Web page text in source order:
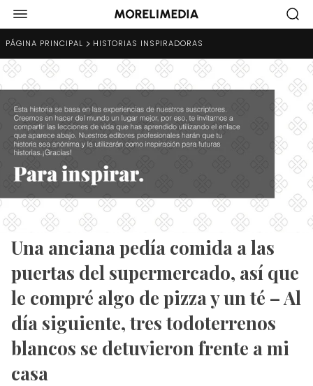
PÁGINA PRINCIPAL HISTORIAS INSPIRADORAS
Una anciana pedía comida a las
puertas del supermercado, así que
le compré algo de pizza y un té – Al
día siguiente, tres todoterrenos
blancos se detuvieron frente a mi
casa